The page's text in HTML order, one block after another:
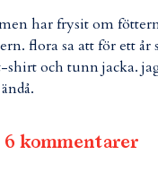
har frysit om
flora sa att för ett år
shirt och tunn jacka.
6 kommentarer